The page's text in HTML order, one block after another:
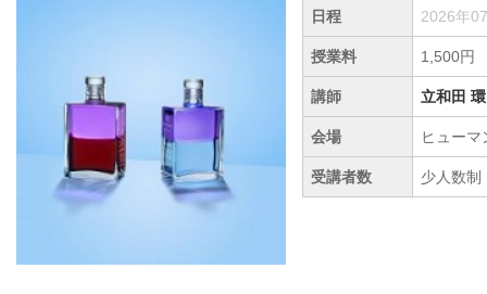
日程 2026年
授業料 1,500円
講師 立和田 環
会場 ヒュー
受講者数 少人数制